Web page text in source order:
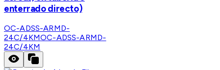
enterrado directo)
OC-ADSS-ARMD-
24C/4KMOC-ADSS-ARMD-
24C/4KM